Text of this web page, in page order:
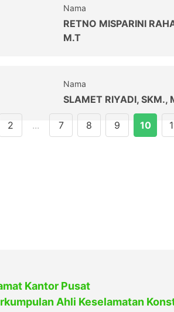
Nama
RETNO MISPARINI
M.T
Nama
SLAMET RIYADI, SKM.,
2 ... 7 8 9 10
Kantor Pusat
Ahli Keselamatan